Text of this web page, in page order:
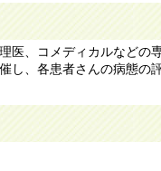
医、コメディカルなどの
し、各患者さんの病態の